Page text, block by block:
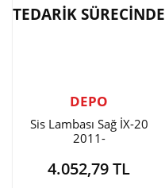
TEDARİK SÜRECİNDE
DEPO
Sis Lambası Sağ İX-20
2011-
4.052,79 TL